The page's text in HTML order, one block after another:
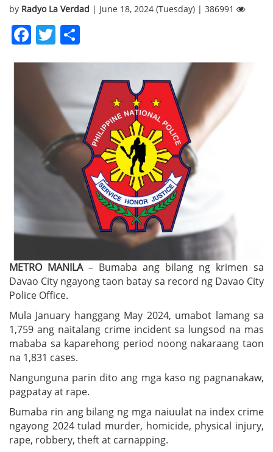
by Radyo La Verdad | June 18, 2024 (Tuesday) | 386991
Facebook
Twitter
METRO MANILA– Bumaba ang bilang ng krimen sa
Davao City ngayong taon batay sa record ng Davao City
Police Office.
Mula January hanggang May 2024, umabot lamang sa
1,759 ang naitalang crime incident sa lungsod na mas
mababa sa kaparehong period noong nakaraang taon
na 1,831 cases.
Nangunguna parin dito ang mga kaso ng pagnanakaw,
pagpatay at rape.
Bumaba rin ang bilang ng mga naiuulat na index crime
ngayong 2024 tulad murder, homicide, physical injury,
rape, robbery, theft at carnapping.